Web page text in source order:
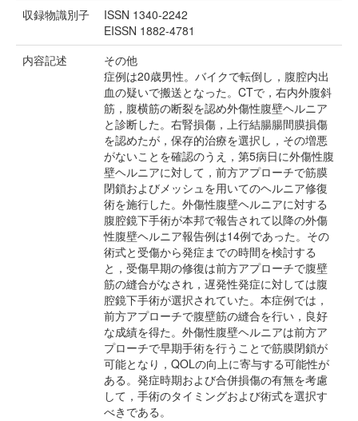
収録物識別子
ISSN 1340-2242
EISSN 1882-4781
内容記述
その他
症例は20歳男性。バイクで転倒し，腹腔内出
血の疑いで搬送となった。CTで，右内外腹斜
筋，腹横筋の断裂を認め外傷性腹壁ヘルニア
と診断した。右腎損傷，上行結腸腸間膜損傷
を認めたが，保存的治療を選択し，その増悪
がないことを確認のうえ，第5病日に外傷性腹
壁ヘルニアに対して，前方アプローチで筋膜
閉鎖およびメッシュを用いてのヘルニア修復
術を施行した。外傷性腹壁ヘルニアに対する
腹腔鏡下手術が本邦で報告されて以降の外傷
性腹壁ヘルニア報告例は14例であった。その
術式と受傷から発症までの時間を検討する
と，受傷早期の修復は前方アプローチで腹壁
筋の縫合がなされ，遅発性発症に対しては腹
腔鏡下手術が選択されていた。本症例では，
前方アプローチで腹壁筋の縫合を行い，良好
な成績を得た。外傷性腹壁ヘルニアは前方ア
プローチで早期手術を行うことで筋膜閉鎖が
可能となり，QOLの向上に寄与する可能性が
ある。発症時期および合併損傷の有無を考慮
して，手術のタイミングおよび術式を選択す
べきである。